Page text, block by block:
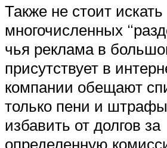
Также не стоит
многочисленных
чья реклама в
присутствует в
компании обещают
только пени и
избавить от долгов за
определенную